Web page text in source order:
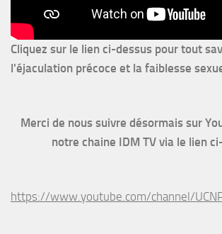
Cliquez sur le lien ci-dessus pour tout
l'éjaculation précoce et la faiblesse
Merci de nous suivre désormais sur
notre chaine IDM TV via le lien
https://www.youtube.com/channel/